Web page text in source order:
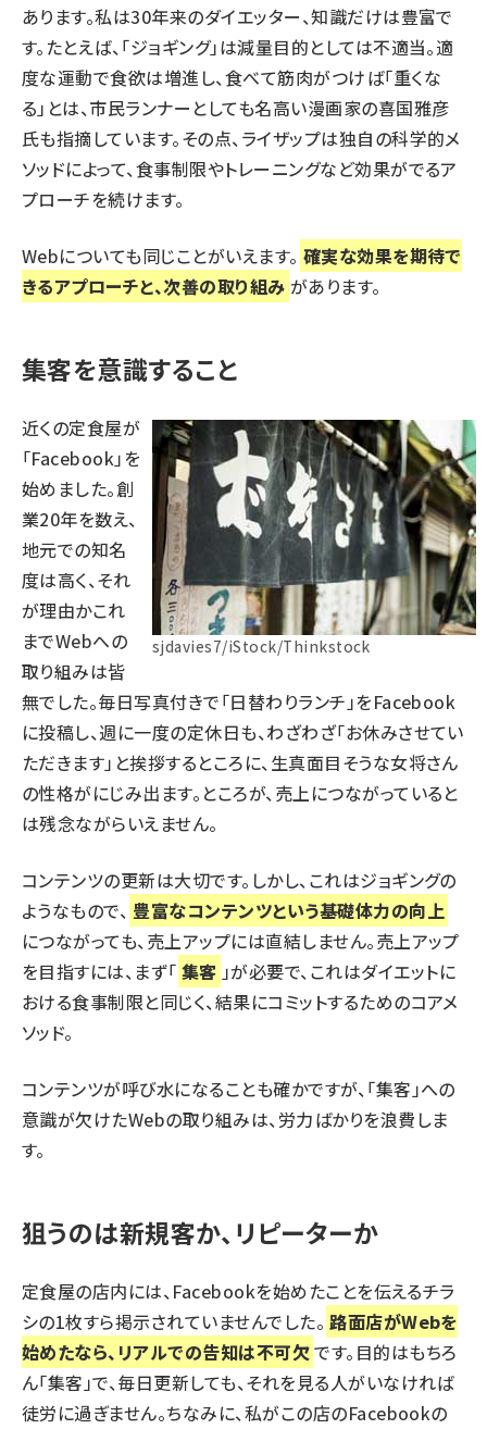
あります。私は30年来のダイエッター、知識だけは豊富で
す。たとえば、「ジョギング」は減量目的としては不適当。適
度な運動で食欲は増進し、食べて筋肉がつけば「重くな
る」とは、市民ランナーとしても名高い漫画家の喜国雅彦
氏も指摘しています。その点、ライザップは独自の科学的メ
ソッドによって、食事制限やトレーニングなど効果がでるア
プローチを続けます。
Webについても同じことがいえます。 確実な効果を期待で
きるアプローチと、次善の取り組み があります。
集客を意識すること
sjdavies7/iStock/Thinkstock
近くの定食屋が
「Facebook」を
始めました。創
業20年を数え、
地元での知名
度は高く、それ
が理由かこれ
までWebへの
取り組みは皆
無でした。毎日写真付きで「日替わりランチ」をFacebook
に投稿し、週に一度の定休日も、わざわざ「お休みさせてい
ただきます」と挨拶するところに、生真面目そうな女将さん
の性格がにじみ出ます。ところが、売上につながっていると
は残念ながらいえません。
コンテンツの更新は大切です。しかし、これはジョギングの
ようなもので、 豊富なコンテンツという基礎体力の向上
につながっても、売上アップには直結しません。売上アップ
を目指すには、まず「 集客 」が必要で、これはダイエットに
おける食事制限と同じく、結果にコミットするためのコアメ
ソッド。
コンテンツが呼び水になることも確かですが、「集客」への
意識が欠けたWebの取り組みは、労力ばかりを浪費しま
す。
狙うのは新規客か、リピーターか
定食屋の店内には、Facebookを始めたことを伝えるチラ
シの1枚すら掲示されていませんでした。 路面店がWebを
始めたなら、リアルでの告知は不可欠です。目的はもちろ
ん「集客」で、毎日更新しても、それを見る人がいなければ
徒労に過ぎません。ちなみに、私がこの店のFacebookの